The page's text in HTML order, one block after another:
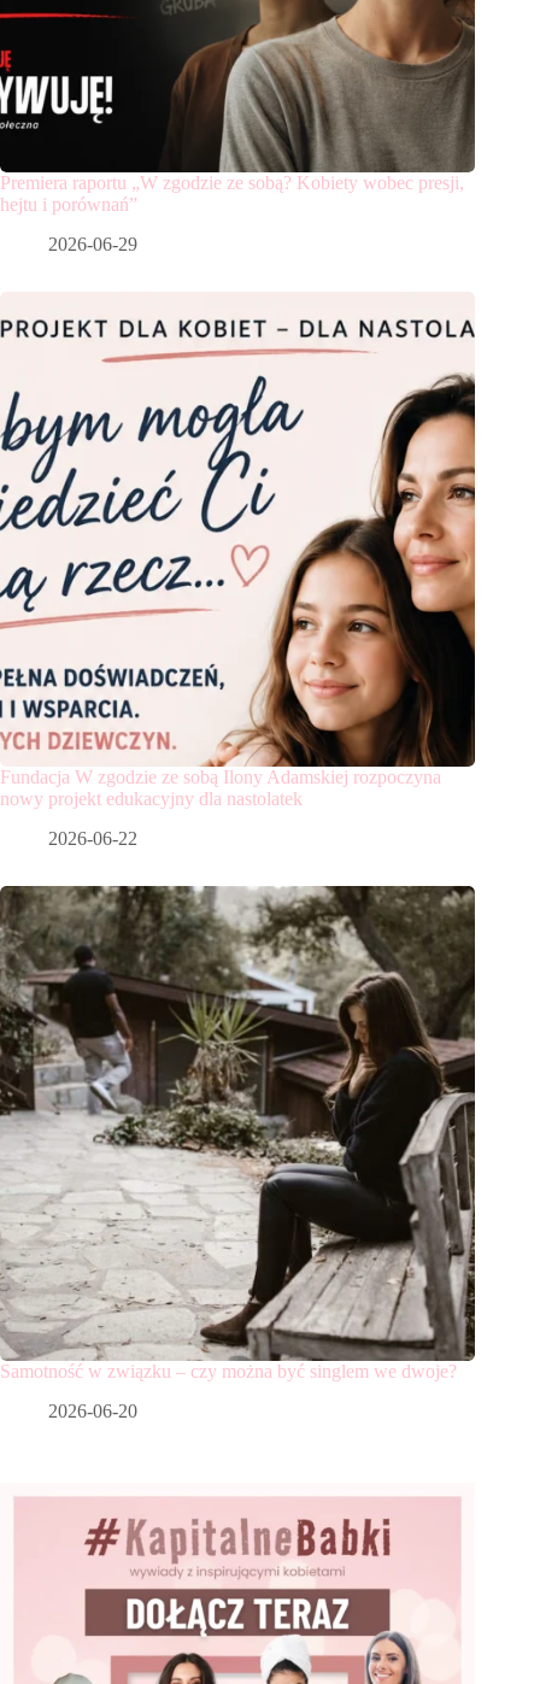
Premiera raportu „W zgodzie ze sobą? Kobiety wobec presji,
hejtu i porównań”
2026-06-29
Fundacja W zgodzie ze sobą Ilony Adamskiej rozpoczyna
nowy projekt edukacyjny dla nastolatek
2026-06-22
Samotność w związku – czy można być singlem we dwoje?
2026-06-20